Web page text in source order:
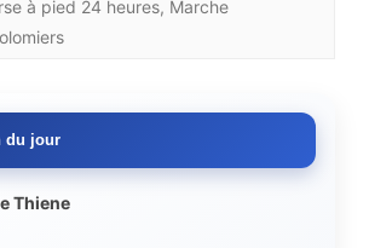
à pied 24 heures, Marche
du jour
Thiene